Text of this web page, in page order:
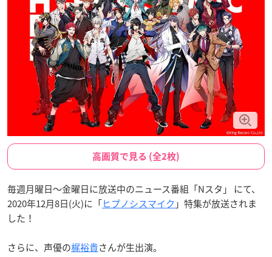
高画質で見る (全2枚)
毎週月曜日〜金曜日に放送中のニュース番組「Nスタ」 にて、
2020年12月8日(火)に「ヒプノシスマイク 」特集が放送されま
した！
さらに、声優の梶裕貴さんが生出演。